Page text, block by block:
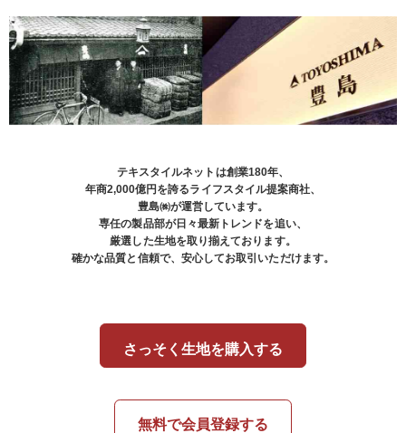
テキスタイルネットは創業180年、
年商2,000億円を誇るライフスタイル提案商社、
豊島㈱が運営しています。
専任の製品部が日々最新トレンドを追い、
厳選した生地を取り揃えております。
確かな品質と信頼で、安心してお取引いただけます。
さっそく生地を購入する
無料で会員登録する